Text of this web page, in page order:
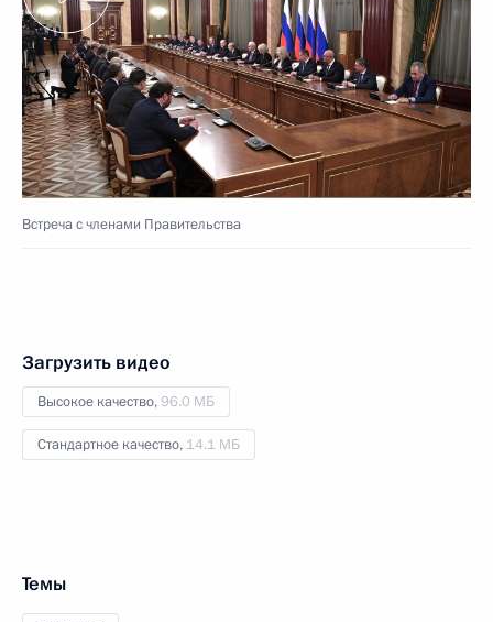
Встреча с членами Правительства
Загрузить видео
Высокое качество,96.0 МБ
Стандартное качество, 14.1 МБ
Темы